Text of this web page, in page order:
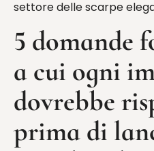
settore delle scarpe
5 domande
a cui ogni
dovrebbe
prima di